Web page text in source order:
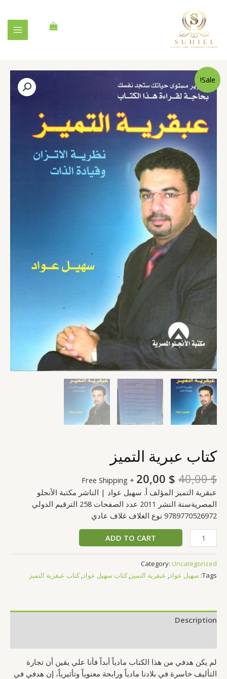
Sale!
كتاب عبرية التميز
40,00$
20,00 $
+ Free Shipping
عبقرية التميز المؤلف أ. سهيل عواد | الناشر مكتبة الأنجلو
المصريةسنة النشر 2011 عدد الصفحات 258 الترقيم الدولي
9789770526972 نوع الغلاف غلاف عادي
ADD TO CART
Category: Uncategorized
Tags: سهيل عواد, عبقرية التميز ,كتاب سهيل عواد,كتاب عبقرية التميز
Description
لم يكن هدفي من هذا الكتاب مادياً أبداً فأنا علي يقين أن تجارة
التأليف خاسرة في بلادنا مادياً ورابحة معنوياً وتأثيرياً، إن هدفي في